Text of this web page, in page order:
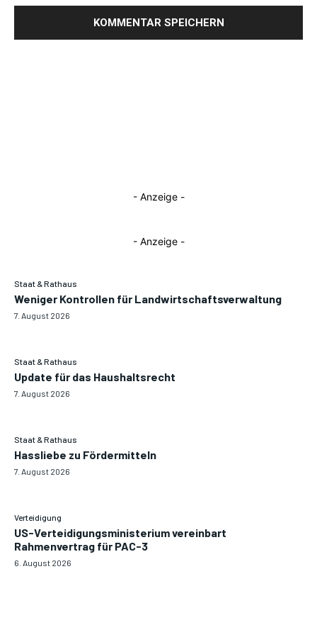
- Anzeige -
- Anzeige -
Staat & Rathaus
Weniger Kontrollen für Landwirtschaftsverwaltung
7. August 2026
Staat & Rathaus
Update für das Haushaltsrecht
7. August 2026
Staat & Rathaus
Hassliebe zu Fördermitteln
7. August 2026
Verteidigung
US-Verteidigungsministerium vereinbart
Rahmenvertrag für PAC-3
6. August 2026